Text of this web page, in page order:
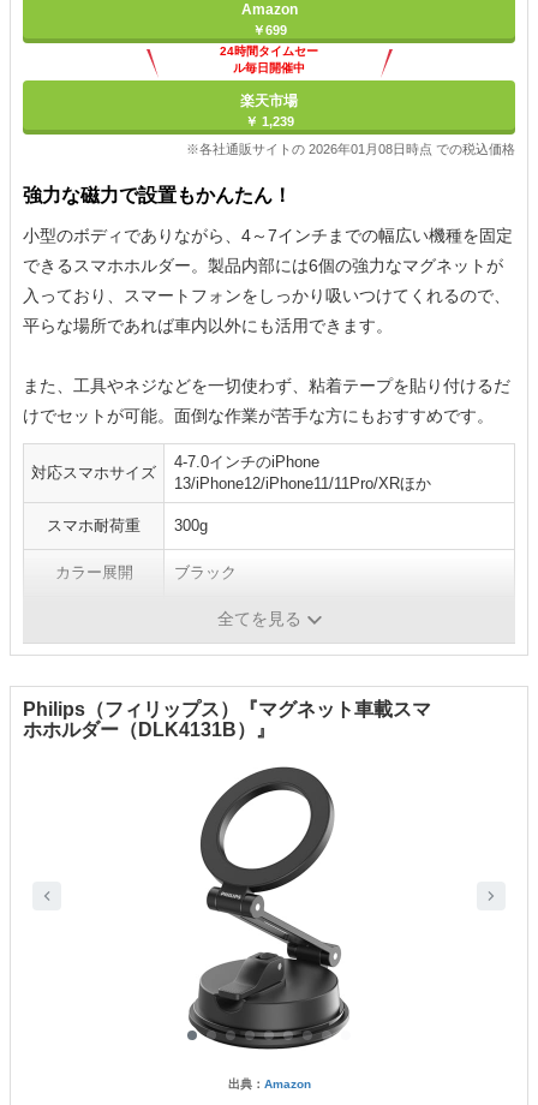
Amazon
￥699
24時間タイムセー
ル毎日開催中
楽天市場
￥ 1,239
※各社通販サイトの 2026年01月08日時点 での税込価格
強力な磁力で設置もかんたん！
小型のボディでありながら、4～7インチまでの幅広い機種を固定
できるスマホホルダー。製品内部には6個の強力なマグネットが
入っており、スマートフォンをしっかり吸いつけてくれるので、
平らな場所であれば車内以外にも活用できます。
また、工具やネジなどを一切使わず、粘着テープを貼り付けるだ
けでセットが可能。面倒な作業が苦手な方にもおすすめです。
対応スマホサイズ
4-7.0インチのiPhone
13/iPhone12/iPhone11/11Pro/XRほか
スマホ耐荷重 300g
カラー展開 ブラック
マグネット全てを見る
Philips（フィリップス）『マグネット車載スマ
ホホルダー（DLK4131B）』
出典： Amazon